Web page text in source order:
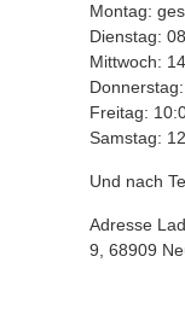
Montag:
Dienstag:
Mittwoch:
Freitag:
Samstag:
Und nach
Adresse
9, 68909